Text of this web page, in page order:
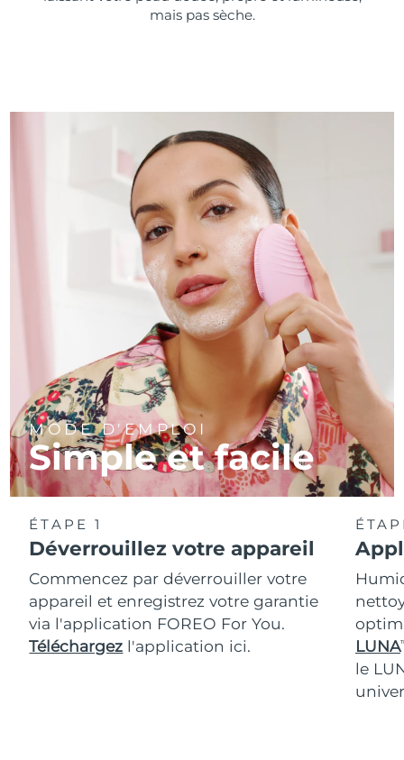
mais pas sèche.
MODE D'EMPLOI
Simple et facile
ÉTAPE 1
Déverrouillez votre appareil
Commencez par déverrouiller votre
appareil et enregistrez votre garantie
via l'application FOREO For You.
Téléchargez l'application ici.
LUNA
le